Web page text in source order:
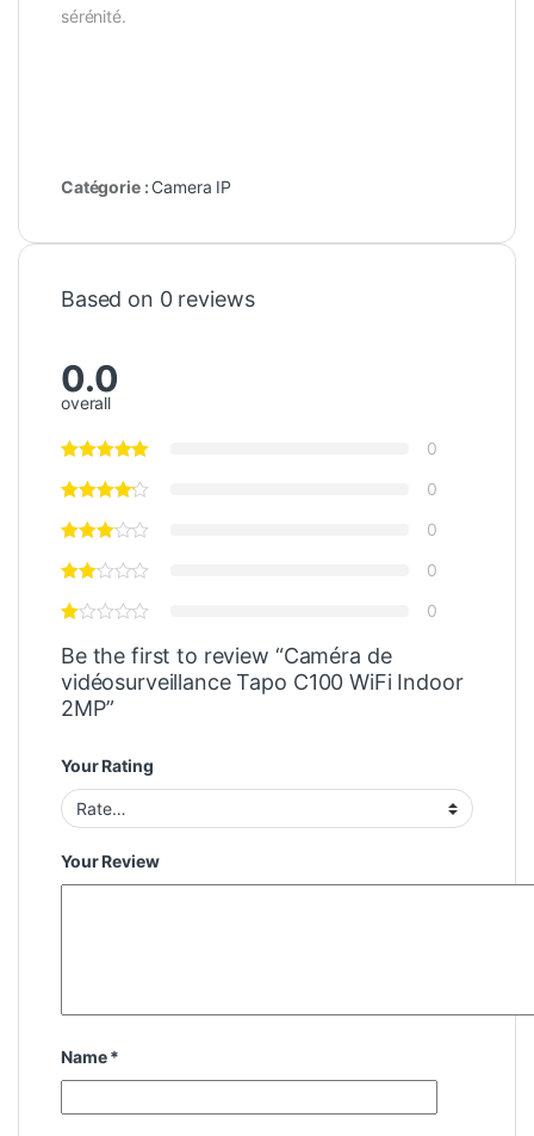
sérénité.
Catégorie : Camera IP
Based on 0 reviews
0.0
overall
0
0
0
0
0
Be the first to review “Caméra de
vidéosurveillance Tapo C100 WiFi Indoor
2MP”
Your Rating
Your Review
Name*